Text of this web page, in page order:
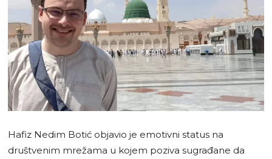
Hafiz Nedim Botić objavio je emotivni status na
društvenim mrežama u kojem poziva sugrađane da